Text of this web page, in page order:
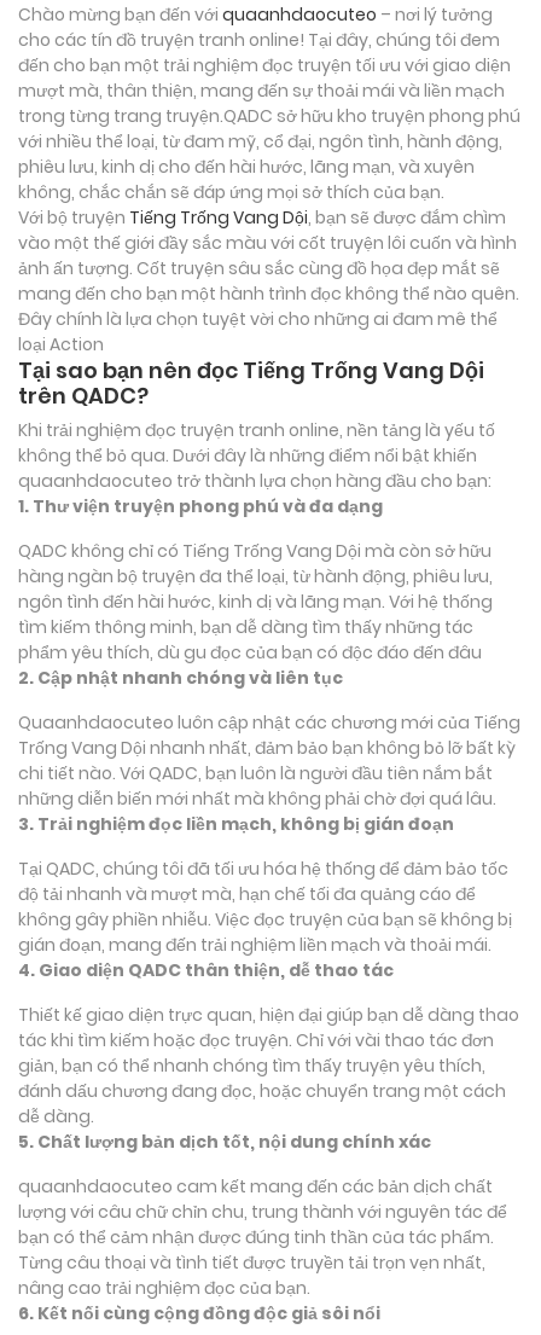
Chào mừng bạn đến với quaanhdaocuteo – nơi lý tưởng
cho các tín đồ truyện tranh online! Tại đây, chúng tôi đem
đến cho bạn một trải nghiệm đọc truyện tối ưu với giao diện
mượt mà, thân thiện, mang đến sự thoải mái và liền mạch
trong từng trang truyện.QADC sở hữu kho truyện phong phú
với nhiều thể loại, từ đam mỹ, cổ đại, ngôn tình, hành động,
phiêu lưu, kinh dị cho đến hài hước, lãng mạn, và xuyên
không, chắc chắn sẽ đáp ứng mọi sở thích của bạn.
Với bộ truyện Tiếng Trống Vang Dội, bạn sẽ được đắm chìm
vào một thế giới đầy sắc màu với cốt truyện lôi cuốn và hình
ảnh ấn tượng. Cốt truyện sâu sắc cùng đồ họa đẹp mắt sẽ
mang đến cho bạn một hành trình đọc không thể nào quên.
Đây chính là lựa chọn tuyệt vời cho những ai đam mê thể
loại Action
Tại sao bạn nên đọc Tiếng Trống Vang Dội
trên QADC?
Khi trải nghiệm đọc truyện tranh online, nền tảng là yếu tố
không thể bỏ qua. Dưới đây là những điểm nổi bật khiến
quaanhdaocuteo trở thành lựa chọn hàng đầu cho bạn:
1. Thư viện truyện phong phú và đa dạng
QADC không chỉ có Tiếng Trống Vang Dội mà còn sở hữu
hàng ngàn bộ truyện đa thể loại, từ hành động, phiêu lưu,
ngôn tình đến hài hước, kinh dị và lãng mạn. Với hệ thống
tìm kiếm thông minh, bạn dễ dàng tìm thấy những tác
phẩm yêu thích, dù gu đọc của bạn có độc đáo đến đâu
2. Cập nhật nhanh chóng và liên tục
Quaanhdaocuteo luôn cập nhật các chương mới của Tiếng
Trống Vang Dội nhanh nhất, đảm bảo bạn không bỏ lỡ bất kỳ
chi tiết nào. Với QADC, bạn luôn là người đầu tiên nắm bắt
những diễn biến mới nhất mà không phải chờ đợi quá lâu.
3. Trải nghiệm đọc liền mạch, không bị gián đoạn
Tại QADC, chúng tôi đã tối ưu hóa hệ thống để đảm bảo tốc
độ tải nhanh và mượt mà, hạn chế tối đa quảng cáo để
không gây phiền nhiễu. Việc đọc truyện của bạn sẽ không bị
gián đoạn, mang đến trải nghiệm liền mạch và thoải mái.
4. Giao diện QADC thân thiện, dễ thao tác
Thiết kế giao diện trực quan, hiện đại giúp bạn dễ dàng thao
tác khi tìm kiếm hoặc đọc truyện. Chỉ với vài thao tác đơn
giản, bạn có thể nhanh chóng tìm thấy truyện yêu thích,
đánh dấu chương đang đọc, hoặc chuyển trang một cách
dễ dàng.
5. Chất lượng bản dịch tốt, nội dung chính xác
quaanhdaocuteo cam kết mang đến các bản dịch chất
lượng với câu chữ chỉn chu, trung thành với nguyên tác để
bạn có thể cảm nhận được đúng tinh thần của tác phẩm.
Từng câu thoại và tình tiết được truyền tải trọn vẹn nhất,
nâng cao trải nghiệm đọc của bạn.
6. Kết nối cùng cộng đồng độc giả sôi nổi